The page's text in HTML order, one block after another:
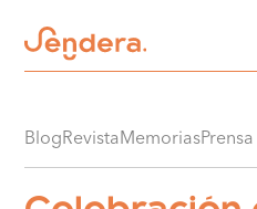
BlogRevistaMemoriasPrensa